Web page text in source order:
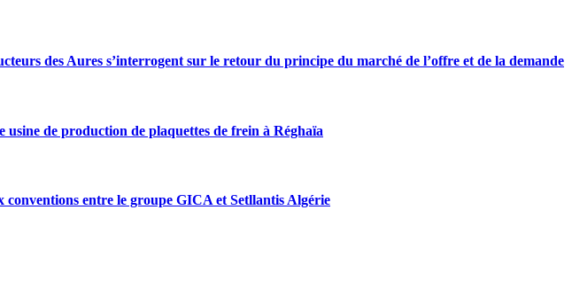
des Aures s’interrogent sur le retour du principe du marché de l’offre et de la demande
de production de plaquettes de frein à Réghaïa
entre le groupe GICA et Setllantis Algérie